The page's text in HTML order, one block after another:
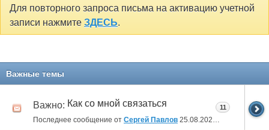
Для повторного запроса письма на активацию учетной
записи нажмите ЗДЕСЬ.
Важные темы
Важно: Как со мной связаться
Последнее сообщение от Сергей Павлов 25.08.2023
11